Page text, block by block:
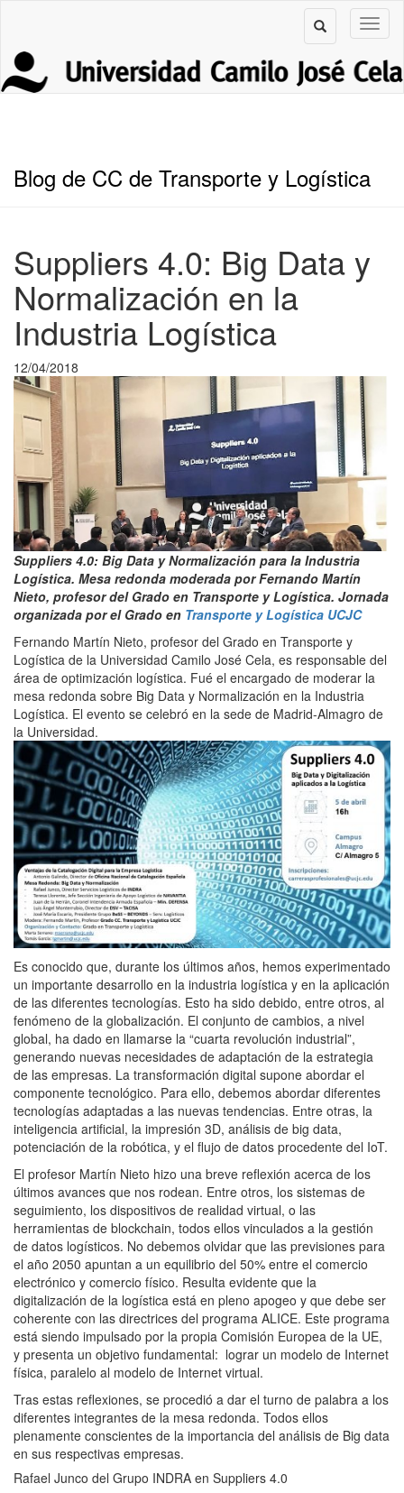
Blog de CC de Transporte y Logística
Suppliers 4.0: Big Data y
Normalización en la
Industria Logística
12/04/2018
Suppliers 4.0: Big Data y Normalización para la Industria
Logística. Mesa redonda moderada por Fernando Martín
Nieto, profesor del Grado en Transporte y Logística. Jornada
organizada por el Grado en Transporte y Logística UCJC
Fernando Martín Nieto, profesor del Grado en Transporte y
Logística de la Universidad Camilo José Cela, es responsable del
área de optimización logística. Fué el encargado de moderar la
mesa redonda sobre Big Data y Normalización en la Industria
Logística. El evento se celebró en la sede de Madrid-Almagro de
la Universidad.
Es conocido que, durante los últimos años, hemos experimentado
un importante desarrollo en la industria logística y en la aplicación
de las diferentes tecnologías. Esto ha sido debido, entre otros, al
fenómeno de la globalización. El conjunto de cambios, a nivel
global, ha dado en llamarse la “cuarta revolución industrial”,
generando nuevas necesidades de adaptación de la estrategia
de las empresas. La transformación digital supone abordar el
componente tecnológico. Para ello, debemos abordar diferentes
tecnologías adaptadas a las nuevas tendencias. Entre otras, la
inteligencia artificial, la impresión 3D, análisis de big data,
potenciación de la robótica, y el flujo de datos procedente del IoT.
El profesor Martín Nieto hizo una breve reflexión acerca de los
últimos avances que nos rodean. Entre otros, los sistemas de
seguimiento, los dispositivos de realidad virtual, o las
herramientas de blockchain, todos ellos vinculados a la gestión
de datos logísticos. No debemos olvidar que las previsiones para
el año 2050 apuntan a un equilibrio del 50% entre el comercio
electrónico y comercio físico. Resulta evidente que la
digitalización de la logística está en pleno apogeo y que debe ser
coherente con las directrices del programa ALICE. Este programa
está siendo impulsado por la propia Comisión Europea de la UE,
y presenta un objetivo fundamental: lograr un modelo de Internet
física, paralelo al modelo de Internet virtual.
Tras estas reflexiones, se procedió a dar el turno de palabra a los
diferentes integrantes de la mesa redonda. Todos ellos
plenamente conscientes de la importancia del análisis de Big data
en sus respectivas empresas.
Rafael Junco del Grupo INDRA en Suppliers 4.0